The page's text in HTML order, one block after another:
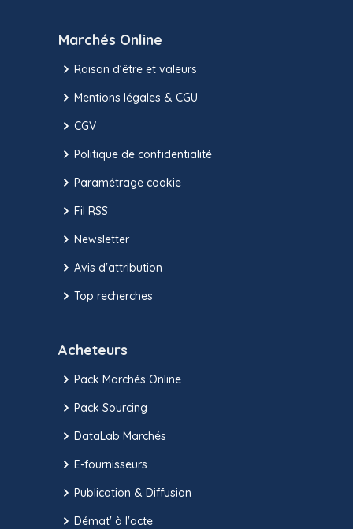
Marchés Online
Raison d’être et valeurs
Mentions légales & CGU
CGV
Politique de confidentialité
Paramétrage cookie
Fil RSS
Newsletter
Avis d'attribution
Top recherches
Acheteurs
Pack Marchés Online
Pack Sourcing
DataLab Marchés
E-fournisseurs
Publication & Diffusion
Démat' à l'acte